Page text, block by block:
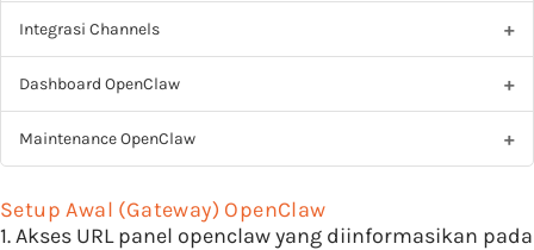
Integrasi Channels
Dashboard OpenClaw
Maintenance OpenClaw
Setup Awal (Gateway) OpenClaw
1. Akses URL panel openclaw yang diinformasikan pada